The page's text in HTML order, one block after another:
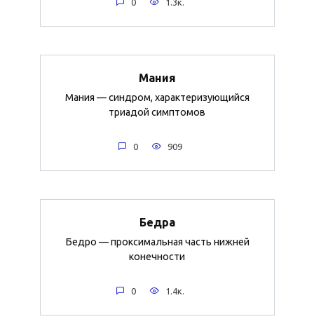
0 1.3к.
Мания
Мания — синдром, характеризующийся
триадой симптомов
0 909
Бедра
Бедро — проксимальная часть нижней
конечности
0 1.4к.